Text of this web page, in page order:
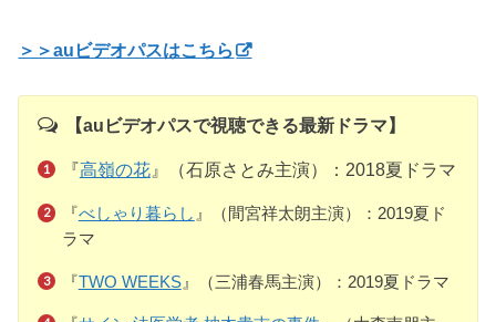
＞＞auビデオパスはこちら
【auビデオパスで視聴できる最新ドラマ】
『高嶺の花』（石原さとみ主演）：2018夏ドラマ
『べしゃり暮らし 』（間宮祥太朗主演）：2019夏ド
ラマ
『TWO WEEKS』（三浦春馬主演）：2019夏ドラマ